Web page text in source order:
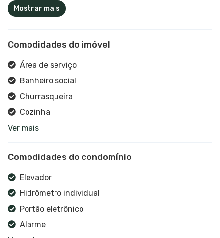
Mostrar mais
Comodidades do imóvel
Área de serviço
Banheiro social
Churrasqueira
Cozinha
Sacada
Hidrômetro individual
Gás individual
Ver mais
Comodidades do condomínio
Elevador
Hidrômetro individual
Portão eletrônico
Alarme